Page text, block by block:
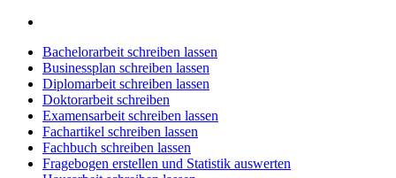
Bachelorarbeit schreiben lassen
Businessplan schreiben lassen
Diplomarbeit schreiben lassen
Doktorarbeit schreiben
Examensarbeit schreiben lassen
Fachartikel schreiben lassen
Fachbuch schreiben lassen
Fragebogen erstellen und Statistik auswerten